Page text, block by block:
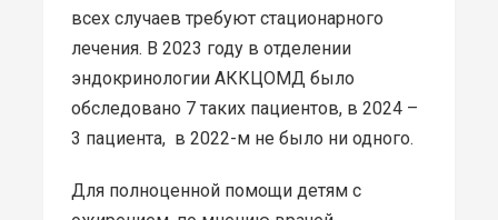
всех случаев требуют стационарного
лечения. В 2023 году в отделении
эндокринологии АККЦОМД было
обследовано 7 таких пациентов, в 2024 –
3 пациента, в 2022-м не было ни одного.
Для полноценной помощи детям с